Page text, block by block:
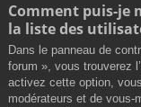
Comment puis-je
la liste des
Dans le panneau de
forum », vous trouverez
activez cette option,
modérateurs et de